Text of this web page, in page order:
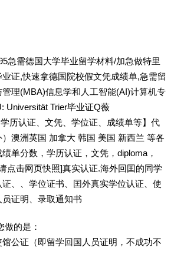
急需德国大学毕业留学材料/加急做特里
证,快速拿德国院校假文凭成绩单,急需留
理(MBA)信息学和人工智能(AI)计算机专
Universität Trier毕业证Q薇
历认证、文凭、学位证、成绩单等】代
澳洲英国 加拿大 韩国 美国 新西兰 等各
单分数，学历认证，文凭，diploma，
点击网页快照]真实认证.海外回囯的同学
、、学位证书、囯外真实学位认证、使
证明、录取通知书
的是：
公证（即留学回国人员证明，不成功不